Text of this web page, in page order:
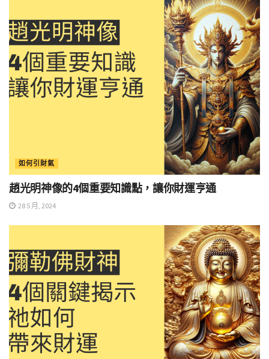
如何引財氣
趙光明神像的4個重要知識點，讓你財運亨通
28 5 月, 2024